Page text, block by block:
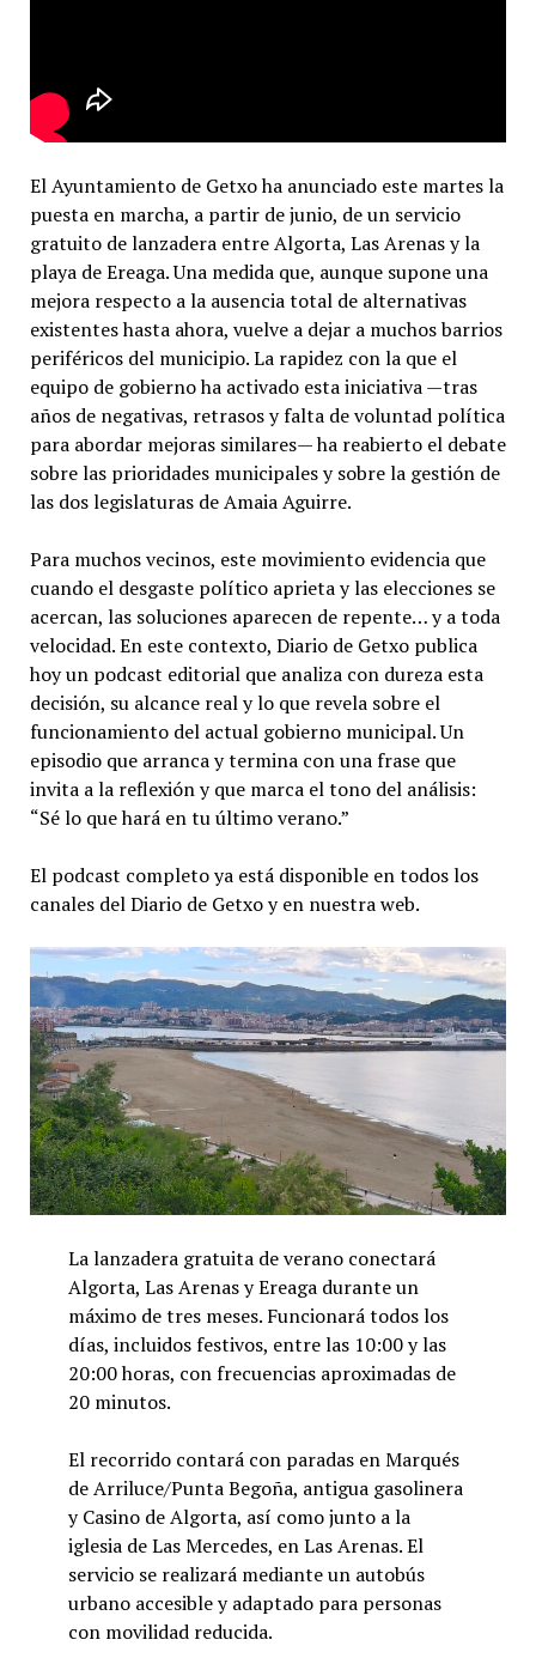
El Ayuntamiento de Getxo ha anunciado este martes la
puesta en marcha, a partir de junio, de un servicio
gratuito de lanzadera entre Algorta, Las Arenas y la
playa de Ereaga. Una medida que, aunque supone una
mejora respecto a la ausencia total de alternativas
existentes hasta ahora, vuelve a dejar a muchos barrios
periféricos del municipio. La rapidez con la que el
equipo de gobierno ha activado esta iniciativa —tras
años de negativas, retrasos y falta de voluntad política
para abordar mejoras similares— ha reabierto el debate
sobre las prioridades municipales y sobre la gestión de
las dos legislaturas de Amaia Aguirre.
Para muchos vecinos, este movimiento evidencia que
cuando el desgaste político aprieta y las elecciones se
acercan, las soluciones aparecen de repente… y a toda
velocidad. En este contexto, Diario de Getxo publica
hoy un podcast editorial que analiza con dureza esta
decisión, su alcance real y lo que revela sobre el
funcionamiento del actual gobierno municipal. Un
episodio que arranca y termina con una frase que
invita a la reflexión y que marca el tono del análisis:
“Sé lo que hará en tu último verano.”
El podcast completo ya está disponible en todos los
canales del Diario de Getxo y en nuestra web.
La lanzadera gratuita de verano conectará
Algorta, Las Arenas y Ereaga durante un
máximo de tres meses. Funcionará todos los
días, incluidos festivos, entre las 10:00 y las
20:00 horas, con frecuencias aproximadas de
20 minutos.
El recorrido contará con paradas en Marqués
de Arriluce/Punta Begoña, antigua gasolinera
y Casino de Algorta, así como junto a la
iglesia de Las Mercedes, en Las Arenas. El
servicio se realizará mediante un autobús
urbano accesible y adaptado para personas
con movilidad reducida.